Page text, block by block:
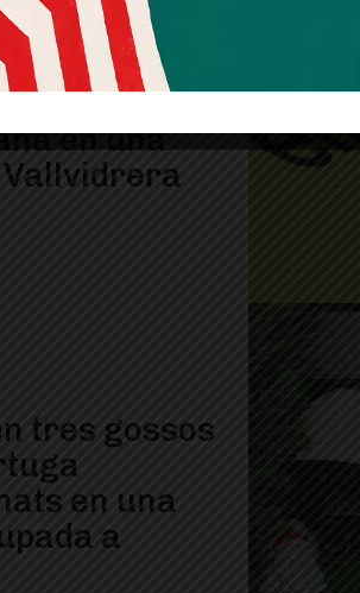
una
de
en una
Vallvidrera
tres gossos
en una
a